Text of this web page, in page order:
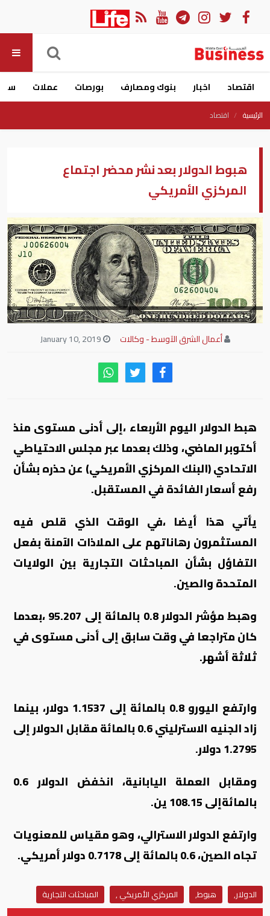
اقتصاد اخبار بنوك ومصارف بورصات عملات
الرئيسية اقتصاد
هبوط الدولار بعد نشر محضر اجتماع
المركزي الأمريكي
أعمال الشرق الآوسط - وكالات
هبط الدولار اليوم الأربعاء ،إلى أدنى مستوى منذ
أكتوبر الماضي، وذلك بعدما عبر مجلس الاحتياطي
الاتحادي (البنك المركزي الأمريكي) عن حذره بشأن
رفع أسعار الفائدة في المستقبل.
يأتي هذا أيضا ،في الوقت الذي قلص فيه
المستثمرون رهاناتهم على الملاذات الآمنة بفعل
التفاؤل بشأن المباحثات التجارية بين الولايات
المتحدة والصين.
وهبط مؤشر الدولار 0.8 بالمائة إلى 95.207 ،بعدما
كان متراجعا في وقت سابق إلى أدنى مستوى في
ثلاثة أشهر.
وارتفع اليورو 0.8 بالمائة إلى 1.1537 دولار، بينما
زاد الجنيه الاسترليني 0.6 بالمائة مقابل الدولار إلى
1.2795 دولار
.
ومقابل العملة اليابانية، انخفض الدولار 0.6
بالمائةإلى 108.15 ين
.
وارتفع الدولار الاسترالي، وهو مقياس للمعنويات
تجاه الصين، 0.6 بالمائة إلى 0.7178 دولار أمريكي.
الدولار, هبوط, المركزي الأمريكي , المباحثات التجارية